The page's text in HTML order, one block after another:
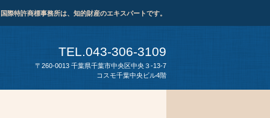
際特許商標事務所は、知的財産のエキスパートです。
TEL.043-306-3109
〒260-0013 千葉県千葉市中央区中央３-13-7
コスモ千葉中央ビル4階